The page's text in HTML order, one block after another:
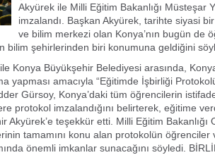
Akyürek ile Milli Eğitim Bakanlığı Müsteşar
imzalandı. Başkan Akyürek, tarihte siyasi
ve bilim merkezi olan Konya’nın bugün de
bilim şehirlerinden biri konumuna geldiğini
Konya Büyükşehir Belediyesi arasında,
yapması amacıyla “Eğitimde İşbirliği
Gürsoy, Konya’daki tüm öğrencilerin
protokol imzalandığını belirterek, eğitime
Akyürek’e teşekkür etti. Milli Eğitim
tamamını konu alan protokolün öğrenciler
önemli imkanlar sunacağını söyledi.